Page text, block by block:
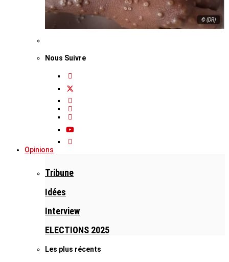
© (DR)
Nous Suivre
Opinions
Tribune
Idées
Interview
ELECTIONS 2025
Les plus récents